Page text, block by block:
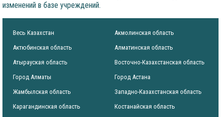
изменений в базе учреждений.
Весь Казахстан
Акмолинская область
Актюбинская область
Алматинская область
Атырауская область
Восточно-Казахстанская область
Город Алматы
Город Астана
Жамбылская область
Западно-Казахстанская область
Карагандинская область
Костанайская область